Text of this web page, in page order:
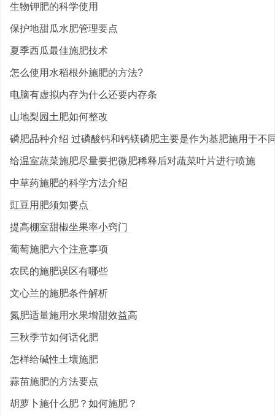
生物钾肥的科学使用
保护地甜瓜水肥管理要点
夏季西瓜最佳施肥技术
怎么使用水稻根外施肥的方法?
电脑有虚拟内存为什么还要内存条
山地梨园土肥如何整改
磷肥品种介绍 过磷酸钙和钙镁磷肥主要是作为基肥施用于不
给温室蔬菜施肥尽量要把微肥稀释后对蔬菜叶片进行喷施
中草药施肥的科学方法介绍
豇豆用肥须知要点
提高棚室甜椒坐果率小窍门
葡萄施肥六个注意事项
农民的施肥误区有哪些
文心兰的施肥条件解析
氮肥适量施用水果增甜效益高
三秋季节如何话化肥
怎样给碱性土壤施肥
蒜苗施肥的方法要点
胡萝卜施什么肥？如何施肥？